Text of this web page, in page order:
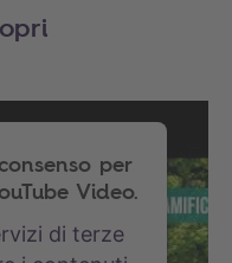
per
Video.
di terze